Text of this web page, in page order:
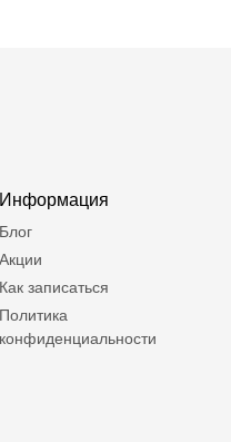
Информация
Блог
Акции
Как записаться
Политика
конфиденциальности